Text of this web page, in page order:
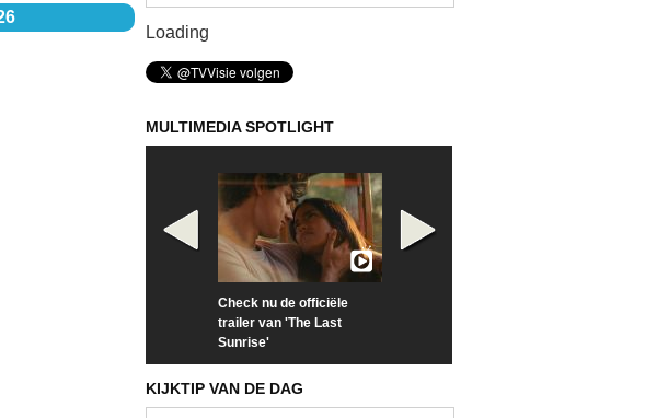
Loading
MULTIMEDIA SPOTLIGHT
Check nu de officiële
trailer van 'The Last
Sunrise'
KIJKTIP VAN DE DAG